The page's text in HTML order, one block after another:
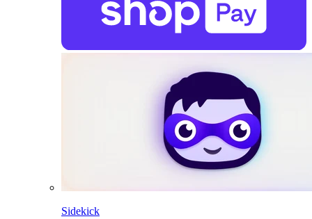
Sidekick